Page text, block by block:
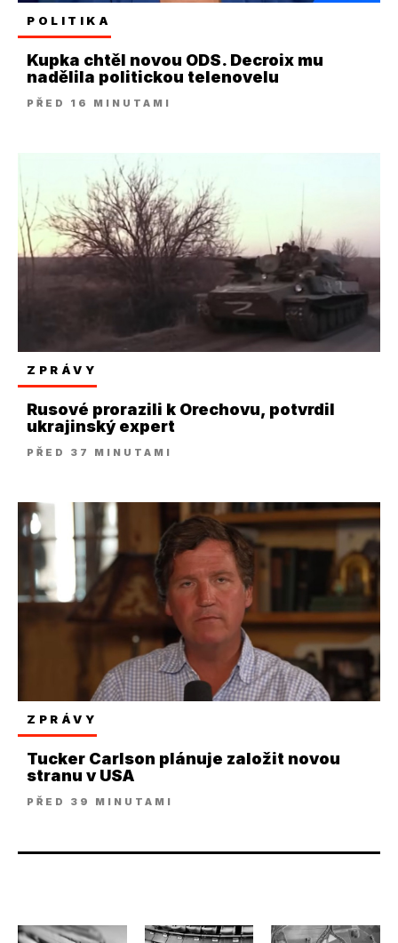
POLITIKA
Kupka chtěl novou ODS. Decroix mu
nadělila politickou telenovelu
PŘED 16 MINUTAMI
ZPRÁVY
Rusové prorazili k Orechovu, potvrdil
ukrajinský expert
PŘED 37 MINUTAMI
ZPRÁVY
Tucker Carlson plánuje založit novou
stranu v USA
PŘED 39 MINUTAMI